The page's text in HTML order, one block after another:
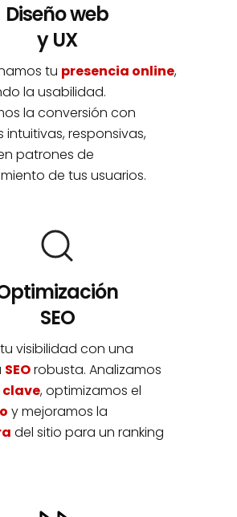
Diseño web
y UX
tu presencia online,
la usabilidad.
la conversión con
intuitivas, responsivas,
patrones de
de tus usuarios.
SEO
visibilidad con una
SEOrobusta. Analizamos
, optimizamos el
y mejoramos la
del sitio para un ranking